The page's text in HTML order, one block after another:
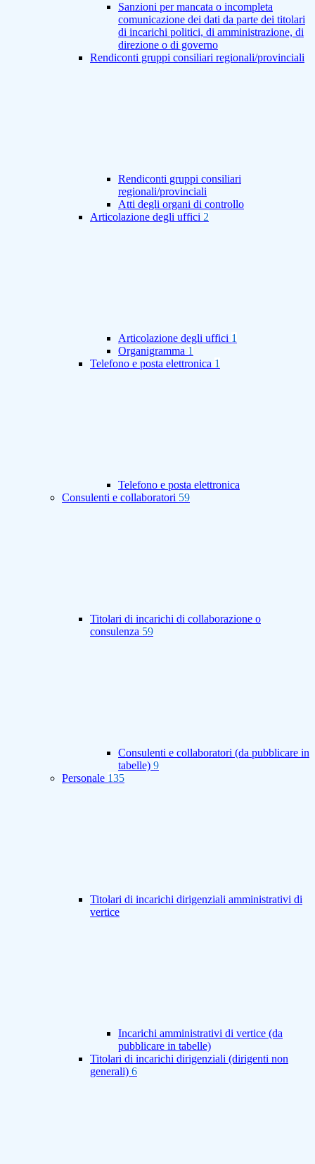
Sanzioni per mancata o incompleta
comunicazione dei dati da parte dei titolari
di incarichi politici, di amministrazione, di
direzione o di governo
Rendiconti gruppi consiliari regionali/provinciali
Rendiconti gruppi consiliari
regionali/provinciali
Atti degli organi di controllo
Articolazione degli uffici 2
Articolazione degli uffici 1
Organigramma 1
Telefono e posta elettronica 1
Telefono e posta elettronica
Consulenti e collaboratori 59
Titolari di incarichi di collaborazione o
consulenza 59
Consulenti e collaboratori (da pubblicare in
tabelle) 9
Personale 135
Titolari di incarichi dirigenziali amministrativi di
vertice
Incarichi amministrativi di vertice (da
pubblicare in tabelle)
Titolari di incarichi dirigenziali (dirigenti non
generali) 6